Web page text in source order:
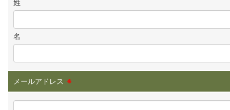
姓
名
メールアドレス ※